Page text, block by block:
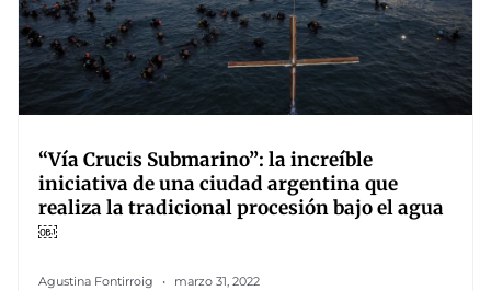
“Vía Crucis Submarino”: la increíble
iniciativa de una ciudad argentina que
realiza la tradicional procesión bajo el agua
￼
Agustina Fontirroig marzo 31, 2022